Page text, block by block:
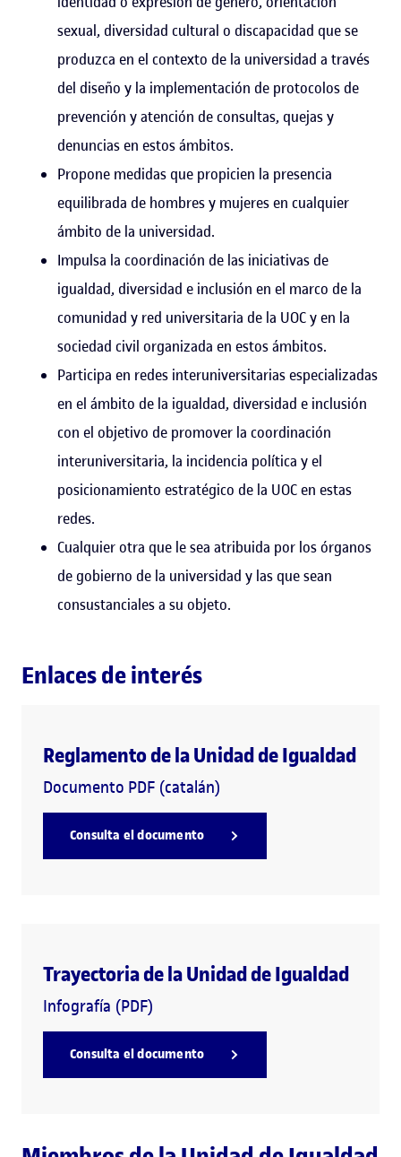
sexual, diversidad cultural o discapacidad que se
produzca en el contexto de la universidad a través
del diseño y la implementación de protocolos de
prevención y atención de consultas, quejas y
denuncias en estos ámbitos.
Propone medidas que propicien la presencia
equilibrada de hombres y mujeres en cualquier
ámbito de la universidad.
Impulsa la coordinación de las iniciativas de
igualdad, diversidad e inclusión en el marco de la
comunidad y red universitaria de la UOC y en la
sociedad civil organizada en estos ámbitos.
Participa en redes interuniversitarias especializadas
en el ámbito de la igualdad, diversidad e inclusión
con el objetivo de promover la coordinación
interuniversitaria, la incidencia política y el
posicionamiento estratégico de la UOC en estas
redes.
Cualquier otra que le sea atribuida por los órganos
de gobierno de la universidad y las que sean
consustanciales a su objeto.
Enlaces de interés
Reglamento de la Unidad de Igualdad
Documento PDF (catalán)
Consulta el documento
Trayectoria de la Unidad de Igualdad
Infografía (PDF)
Consulta el documento